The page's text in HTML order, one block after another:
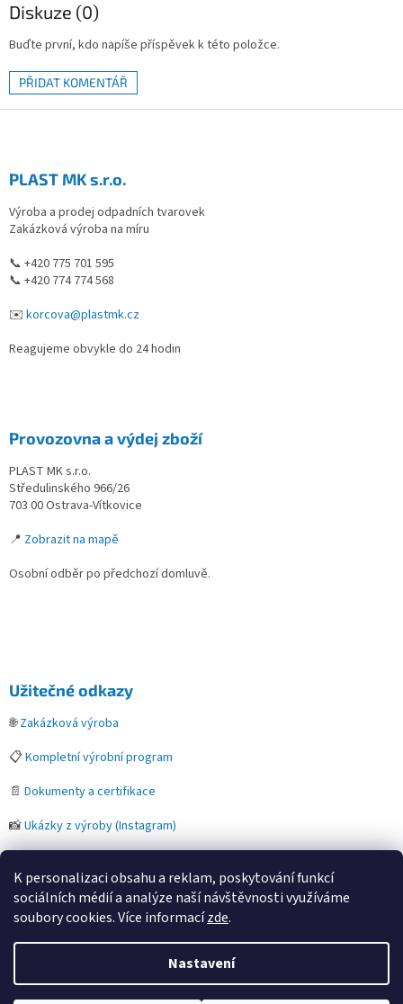
K personalizaci obsahu a reklam, poskytování funkcí
sociálních médií a analýze naší návštěvnosti využíváme
soubory cookies. Více informacízde.
Nastavení
Diskuze (0)
Buďte první, kdo napíše příspěvek k této položce.
PŘIDAT KOMENTÁŘ
PLAST MK s.r.o.
Výroba a prodej odpadních tvarovek
Zakázková výroba na míru
📞 +420 775 701 595
📞 +420 774 774 568
✉️ korcova@plastmk.cz
Reagujeme obvykle do 24 hodin
Provozovna a výdej zboží
PLAST MK s.r.o.
Středulinského 966/26
703 00 Ostrava-Vítkovice
📍 Zobrazit na mapě
Osobní odběr po předchozí domluvě.
Užitečné odkazy
🌐Zakázková výroba
📋 Kompletní výrobní program
📄 Dokumenty a certifikace
📸Ukázky z výroby (Instagram)